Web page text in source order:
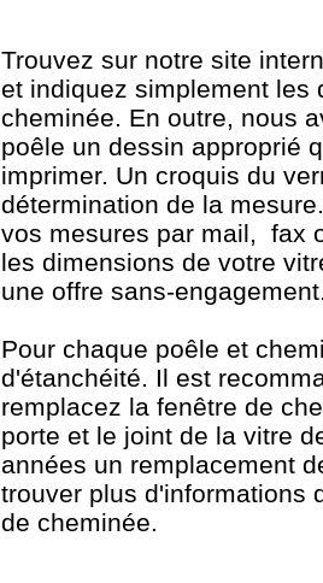
Trouvez sur notre site
et indiquez simplement les
cheminée. En outre, nous
poêle un dessin approprié
imprimer. Un croquis du
détermination de la
vos mesures par mail, fax
les dimensions de votre
une offre sans-
Pour chaque poêle et
d'étanchéité. Il est
remplacez la fenêtre de
porte et le joint de la vitre
années un remplacement
trouver plus d'informations
de cheminée.